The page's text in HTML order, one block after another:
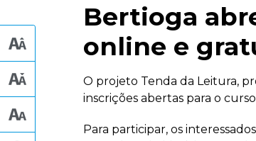
Bertioga
online e
O projeto Tenda da Leitura,
inscrições abertas para o
Para participar, os